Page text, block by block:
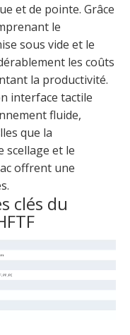
et de pointe. Grâce
le
sous vide et le
les coûts
la productivité.
interface tactile
fluide,
que la
scellage et le
offrent une
clés du